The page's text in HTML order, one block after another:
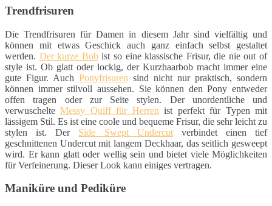
Trendfrisuren
Die Trendfrisuren für Damen in diesem Jahr sind vielfältig und
können mit etwas Geschick auch ganz einfach selbst gestaltet
werden. Der kurze Bobist so eine klassische Frisur, die nie out of
style ist. Ob glatt oder lockig, der Kurzhaarbob macht immer eine
gute Figur. Auch Ponyfrisuren sind nicht nur praktisch, sondern
können immer stilvoll aussehen. Sie können den Pony entweder
offen tragen oder zur Seite stylen. Der unordentliche und
verwuschelteMessy Quiff für Herren ist perfekt für Typen mit
lässigem Stil. Es ist eine coole und bequeme Frisur, die sehr leicht zu
stylen ist. Der Side Swept Undercutverbindet einen tief
geschnittenen Undercut mit langem Deckhaar, das seitlich gesweept
wird. Er kann glatt oder wellig sein und bietet viele Möglichkeiten
für Verfeinerung. Dieser Look kann einiges vertragen.
Maniküre und Pediküre